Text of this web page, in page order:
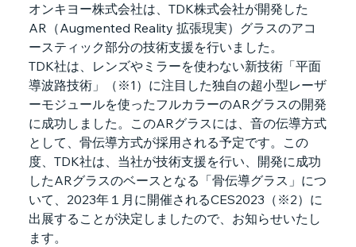
オンキヨー株式会社は、TDK株式会社が開発した
AR（Augmented Reality 拡張現実）グラスのアコ
ースティック部分の技術支援を行いました。
TDK社は、レンズやミラーを使わない新技術「平面
導波路技術」（※1）に注目した独自の超小型レーザ
ーモジュールを使ったフルカラーのARグラスの開発
に成功しました。このARグラスには、音の伝導方式
として、骨伝導方式が採用される予定です。この
度、TDK社は、当社が技術支援を行い、開発に成功
したARグラスのベースとなる「骨伝導グラス」につ
いて、2023年１月に開催されるCES2023（※2）に
出展することが決定しましたので、お知らせいたし
ます。